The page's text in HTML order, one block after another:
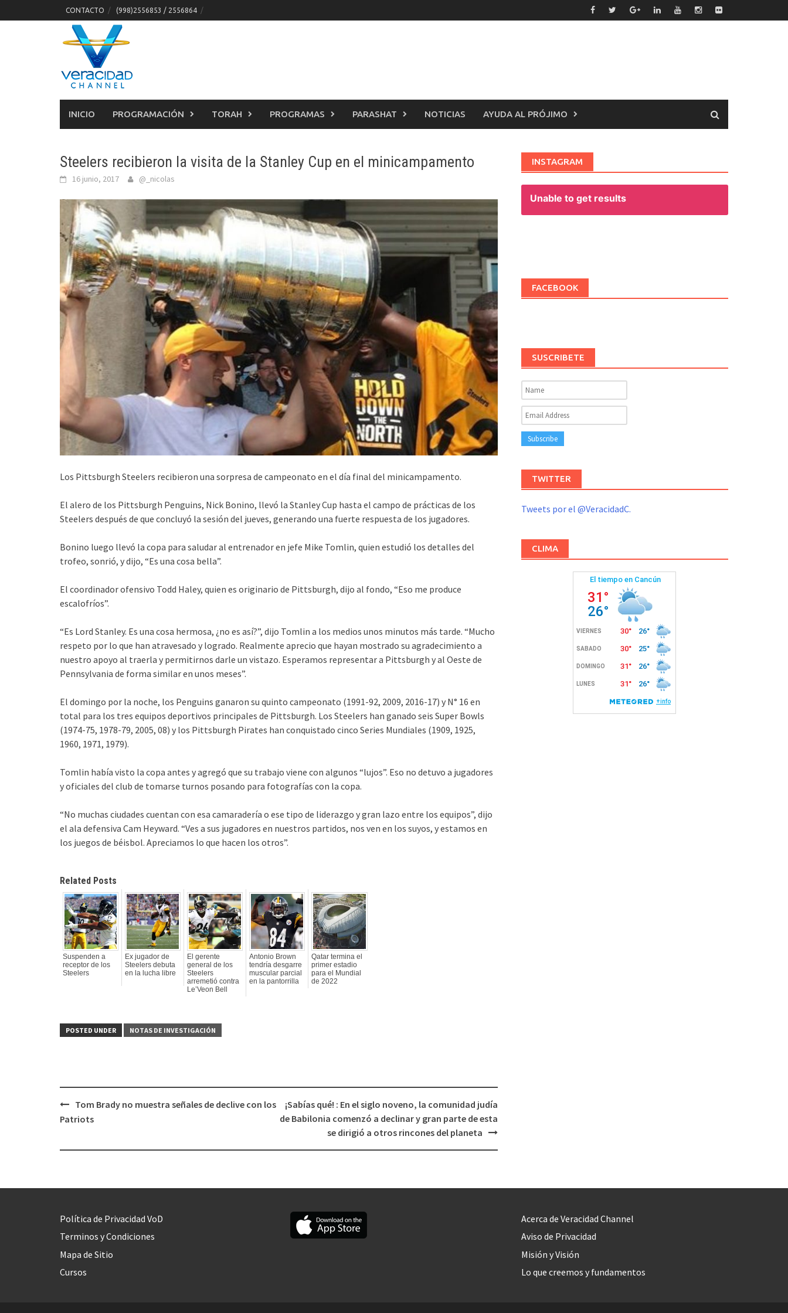
to
CONTACTO (998)2556853 / 2556864
INICIO PROGRAMACIÓN TORAH PROGRAMAS PARASHAT NOTICIAS AYUDA AL PRÓJIMO
Steelers recibieron la visita de la Stanley Cup en el minicampamento
16 junio, 2017 @_nicolas
Los Pittsburgh Steelers recibieron una sorpresa de campeonato en el día final del minicampamento.
El alero de los Pittsburgh Penguins, Nick Bonino, llevó la Stanley Cup hasta el campo de prácticas de los
Steelers después de que concluyó la sesión del jueves, generando una fuerte respuesta de los jugadores.
Bonino luego llevó la copa para saludar al entrenador en jefe Mike Tomlin, quien estudió los detalles del
trofeo, sonrió, y dijo, “Es una cosa bella”.
El coordinador ofensivo Todd Haley, quien es originario de Pittsburgh, dijo al fondo, “Eso me produce
escalofríos”.
“Es Lord Stanley. Es una cosa hermosa, ¿no es así?”, dijo Tomlin a los medios unos minutos más tarde. “Mucho
respeto por lo que han atravesado y logrado. Realmente aprecio que hayan mostrado su agradecimiento a
nuestro apoyo al traerla y permitirnos darle un vistazo. Esperamos representar a Pittsburgh y al Oeste de
Pennsylvania de forma similar en unos meses”.
El domingo por la noche, los Penguins ganaron su quinto campeonato (1991-92, 2009, 2016-17) y N° 16 en
total para los tres equipos deportivos principales de Pittsburgh. Los Steelers han ganado seis Super Bowls
(1974-75, 1978-79, 2005, 08) y los Pittsburgh Pirates han conquistado cinco Series Mundiales (1909, 1925,
1960, 1971, 1979).
Tomlin había visto la copa antes y agregó que su trabajo viene con algunos “lujos”. Eso no detuvo a jugadores
y oficiales del club de tomarse turnos posando para fotografías con la copa.
“No muchas ciudades cuentan con esa camaradería o ese tipo de liderazgo y gran lazo entre los equipos”, dijo
el ala defensiva Cam Heyward. “Ves a sus jugadores en nuestros partidos, nos ven en los suyos, y estamos en
los juegos de béisbol. Apreciamos lo que hacen los otros”.
Related Posts
Suspenden a
receptor de los
Steelers
Ex jugador de
Steelers debuta
en la lucha libre
El gerente
general de los
Steelers
arremetió contra
Le’Veon Bell
Antonio Brown
tendría desgarre
muscular parcial
en la pantorrilla
Qatar termina el
primer estadio
para el Mundial
de 2022
POSTED UNDER NOTAS DE INVESTIGACIÓN
Post
Tom Brady no muestra señales de declive con los
Patriots
¡Sabías qué! : En el siglo noveno, la comunidad judía
de Babilonia comenzó a declinar y gran parte de esta
se dirigió a otros rincones del planeta
INSTAGRAM
Unable to get results
FACEBOOK
SUSCRIBETE
TWITTER
Tweets por el @VeracidadC.
CLIMA
Política de Privacidad VoD
Terminos y Condiciones
Mapa de Sitio
Cursos
Acerca de Veracidad Channel
Aviso de Privacidad
Misión y Visión
Lo que creemos y fundamentos